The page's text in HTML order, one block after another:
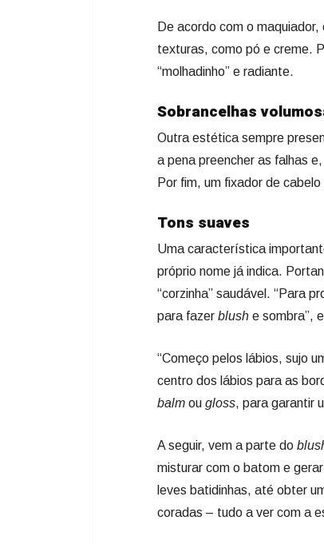
De acordo com o
texturas, como pó e creme.
“molhadinho” e radiante.
Sobrancelhas
Outra estética sempre
a pena preencher as falhas
Por fim, um fixador de
Tons suaves
Uma característica
próprio nome já indica.
“corzinha” saudável. “Para
para fazer blush e sombra”,
“Começo pelos lábios, sujo
centro dos lábios para as
balm ou gloss, para garantir
A seguir, vem a parte do
misturar com o batom e
leves batidinhas, até obter
coradas – tudo a ver com a